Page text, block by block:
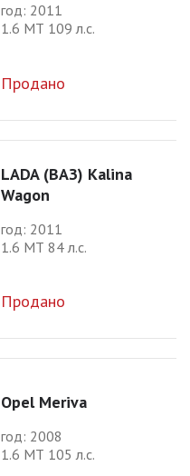
год: 2011
1.6 МТ 109 л.с.
Продано
LADA (ВАЗ) Kalina
Wagon
год: 2011
1.6 МТ 84 л.с.
Продано
Opel Meriva
год: 2008
1.6 МТ 105 л.с.